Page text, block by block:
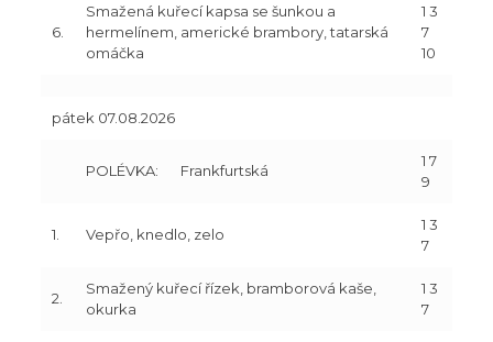
6.
Smažená kuřecí kapsa se šunkou a
hermelínem, americké brambory, tatarská
omáčka
1 3
7
10
pátek 07.08.2026
POLÉVKA: Frankfurtská
1 7
9
1. Vepřo, knedlo, zelo
1 3
7
2.
Smažený kuřecí řízek, bramborová kaše,
okurka
1 3
7